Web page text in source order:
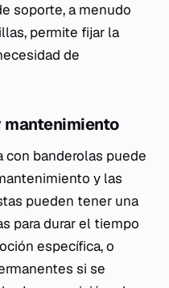
soporte, a menudo
permite fijar la
de
mantenimiento
con banderolas puede
y las
pueden tener una
para durar el tiempo
específica, o
si se